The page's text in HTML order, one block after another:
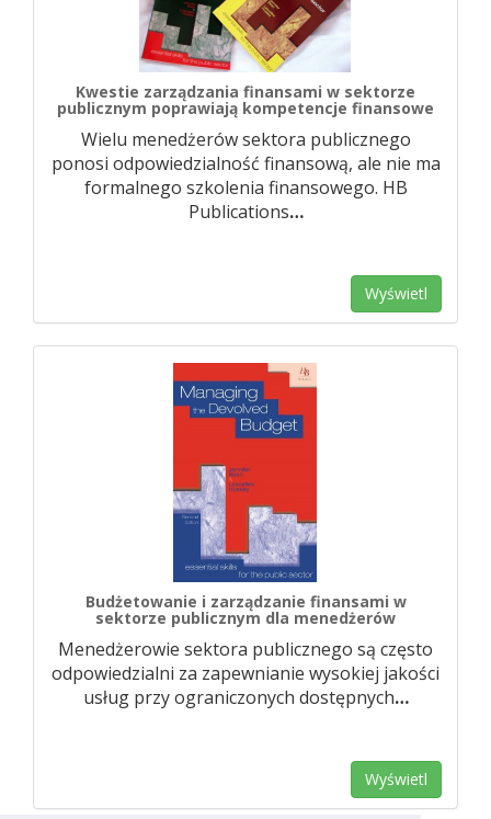
Kwestie zarządzania finansami w sektorze
publicznym poprawiają kompetencje finansowe
Wielu menedżerów sektora publicznego
ponosi odpowiedzialność finansową, ale nie ma
formalnego szkolenia finansowego. HB
Publications…
Wyświetl
Budżetowanie i zarządzanie finansami w
sektorze publicznym dla menedżerów
Menedżerowie sektora publicznego są często
odpowiedzialni za zapewnianie wysokiej jakości
usług przy ograniczonych dostępnych…
Wyświetl